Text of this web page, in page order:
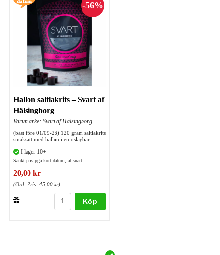
Hallon saltlakrits – Svart af
Hälsingborg
Varumärke: Svart af Hälsingborg
(bäst före 01/09-26) 120 gram saltlakrits
smaksatt med hallon i en oslagbar ...
I lager 10+
Sänkt pris pga kort datum, ät snart
20,00 kr
(Ord. Pris: 45,00 kr)
Köp